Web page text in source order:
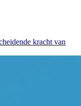
kracht van